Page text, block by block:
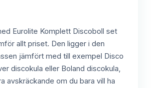
Eurolite Komplett Discoboll set
allt priset. Den ligger i den
jämfört med till exempel Disco
discokula eller Boland discokula,
avskräckande om du bara vill ha